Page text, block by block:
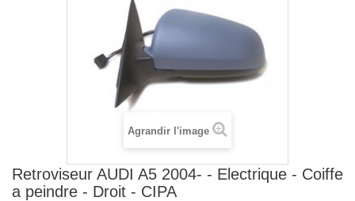
Agrandir l'image
Retroviseur AUDI A5 2004- - Electrique - Coiffe
a peindre - Droit - CIPA